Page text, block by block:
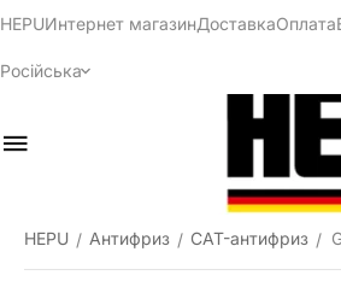
HEPUИнтернет магазинДоставкаОплата
Російська
HEPU / Антифриз / CAT-антифриз /